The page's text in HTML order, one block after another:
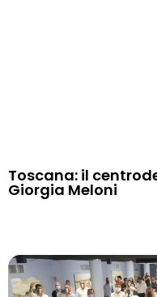
Toscana: il
Giorgia Meloni